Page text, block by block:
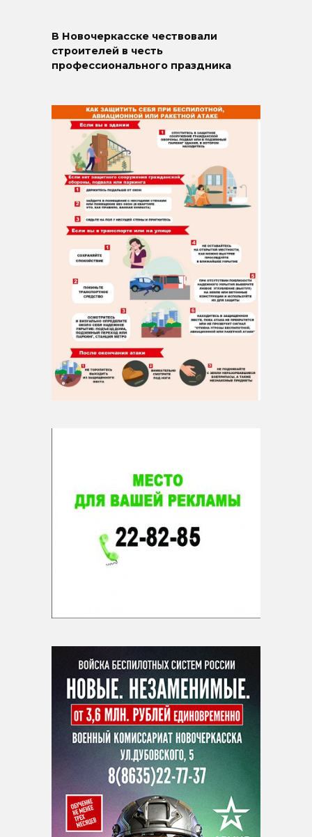
В Новочеркасске чествовали
строителей в честь
профессионального праздника